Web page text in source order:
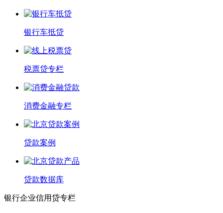
银行车抵贷
税票贷专栏
消费金融专栏
贷款案例
贷款数据库
银行企业信用贷专栏